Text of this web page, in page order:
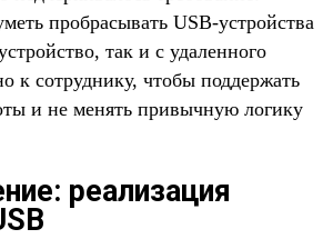
пробрасывать USB-устройства
так и с удаленного
к сотруднику, чтобы поддержать
и не менять привычную логику
реализация